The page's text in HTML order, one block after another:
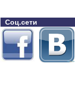
Соц.сети